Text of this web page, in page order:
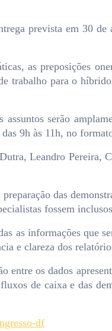
prevista em 30
as preposições
trabalho para o
serão
9h às 11h, no
Leandro
das
fossem
as informações que
e clareza dos
entre os dados
de caixa e das
df